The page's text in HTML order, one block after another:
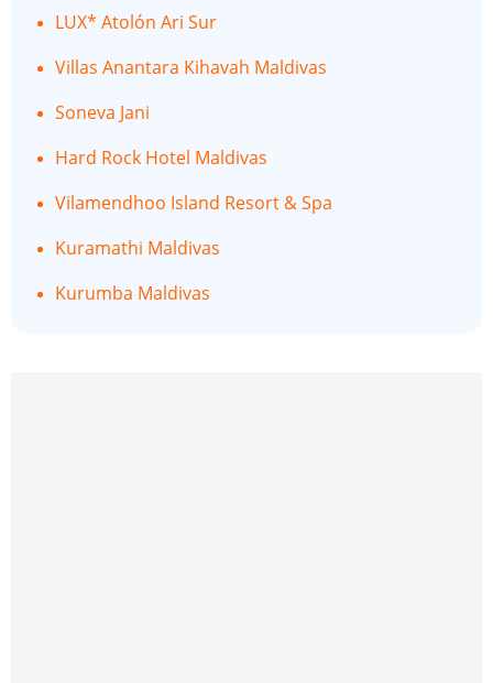
LUX* Atolón Ari Sur
Villas Anantara Kihavah Maldivas
Soneva Jani
Hard Rock Hotel Maldivas
Vilamendhoo Island Resort & Spa
Kuramathi Maldivas
Kurumba Maldivas